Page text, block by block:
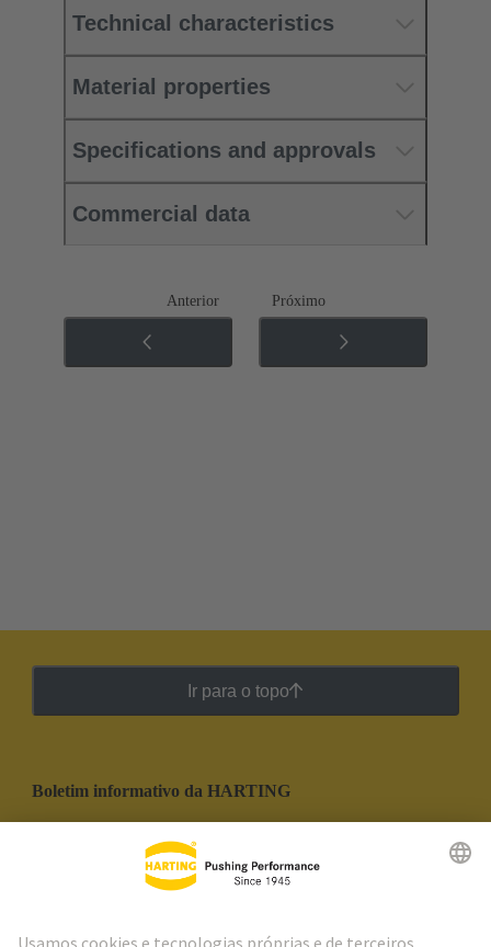
Technical characteristics
Material properties
Specifications and approvals
Commercial data
Anterior Próximo
Ir para o topo
Boletim informativo da HARTING